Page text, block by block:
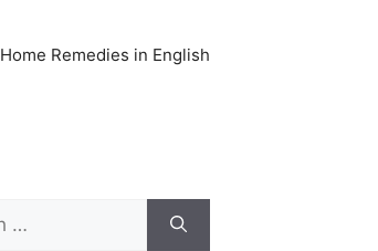
Home Remedies in English